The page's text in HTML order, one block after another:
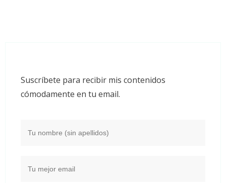
Suscríbete para recibir mis contenidos
cómodamente en tu email.